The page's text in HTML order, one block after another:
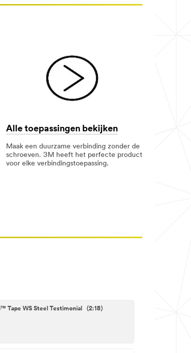
Alle toepassingen bekijken
Maak een duurzame verbinding zonder de
schroeven. 3M heeft het perfecte product
voor elke verbindingstoepassing.
Tape WS Steel Testimonial (2:18)